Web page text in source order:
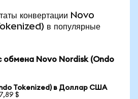
конвертации Novo
в популярные
обмена Novo Nordisk (Ondo
Tokenized) в Доллар США
$